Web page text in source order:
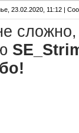
23.02.2020, 11:12 |